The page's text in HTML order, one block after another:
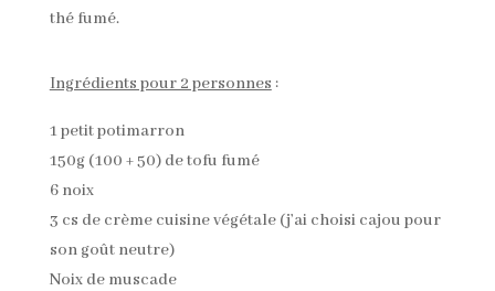
thé fumé.
Ingrédients pour 2 personnes :
1 petit potimarron
150g (100 + 50) de tofu fumé
6 noix
3 cs de crème cuisine végétale (j’ai choisi cajou pour
son goût neutre)
Noix de muscade